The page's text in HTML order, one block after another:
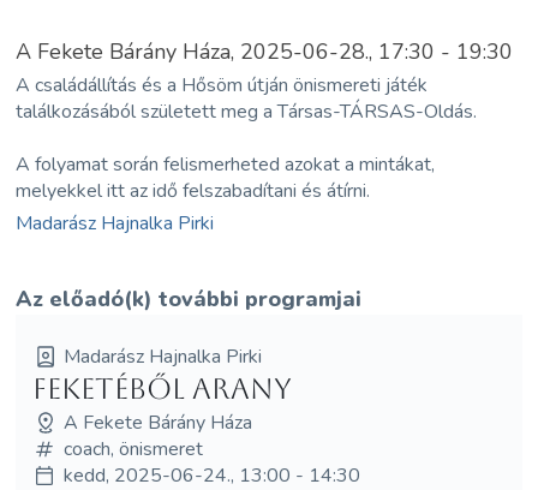
A Fekete Bárány Háza, 2025-06-28., 17:30 - 19:30
A családállítás és a Hősöm útján önismereti játék
találkozásából született meg a Társas-TÁRSAS-Oldás.
A folyamat során felismerheted azokat a mintákat,
melyekkel itt az idő felszabadítani és átírni.
Madarász Hajnalka Pirki
Az előadó(k) további programjai
Madarász Hajnalka Pirki
Feketéből arany
A Fekete Bárány Háza
coach, önismeret
kedd, 2025-06-24., 13:00 - 14:30